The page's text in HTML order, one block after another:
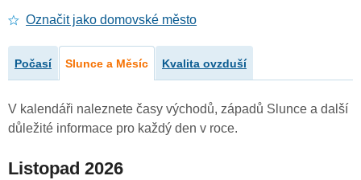
Označit jako domovské město
Počasí Slunce a Měsíc Kvalita ovzduší
V kalendáři naleznete časy východů, západů Slunce a další
důležité informace pro každý den v roce.
Listopad 2026